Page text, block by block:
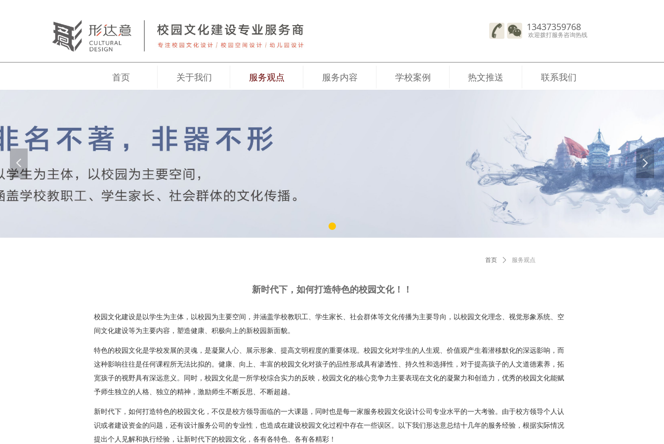
넳 넲
欢迎拨打服务咨询热线
13437359768
首页 关于我们 服务观点 服务内容 学校案例 热文推送 联系我们
首页 ꄲ 服务观点
新时代下，如何打造特色的校园文化！！
校园文化建设是以学生为主体，以校园为主要空间，并涵盖学校教职工、学生家长、社会群体等文化传播为主要导向，以校园文化理念、视觉形象系统、空
间文化建设等为主要内容，塑造健康、积极向上的新校园新面貌。
特色的校园文化是学校发展的灵魂，是凝聚人心、展示形象、提高文明程度的重要体现。校园文化对学生的人生观、价值观产生着潜移默化的深远影响，而
这种影响往往是任何课程所无法比拟的。健康、向上、丰富的校园文化对孩子的品性形成具有渗透性、持久性和选择性，对于提高孩子的人文道德素养，拓
宽孩子的视野具有深远意义。同时，校园文化是一所学校综合实力的反映，校园文化的核心竞争力主要表现在文化的凝聚力和创造力，优秀的校园文化能赋
予师生独立的人格、独立的精神，激励师生不断反思、不断超越。
新时代下，如何打造特色的校园文化，不仅是校方领导面临的一大课题，同时也是每一家服务校园文化设计公司专业水平的一大考验。由于校方领导个人认
识或者建设资金的问题，还有设计服务公司的专业性，也造成在建设校园文化过程中存在一些误区。以下我们形达意总结十几年的服务经验，根据实际情况
提出个人见解和执行经验，让新时代下的校园文化，各有各特色、各有各精彩！